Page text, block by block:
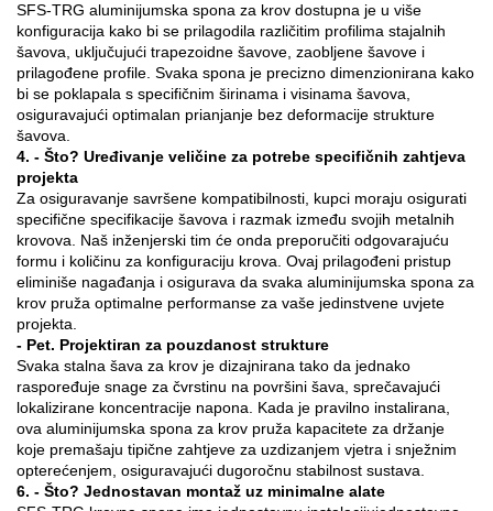
SFS-TRG aluminijumska spona za krov dostupna je u više
konfiguracija kako bi se prilagodila različitim profilima stajalnih
šavova, uključujući trapezoidne šavove, zaobljene šavove i
prilagođene profile. Svaka spona je precizno dimenzionirana kako
bi se poklapala s specifičnim širinama i visinama šavova,
osiguravajući optimalan prianjanje bez deformacije strukture
šavova.
4. - Što? Uređivanje veličine za potrebe specifičnih zahtjeva
projekta
Za osiguravanje savršene kompatibilnosti, kupci moraju osigurati
specifične specifikacije šavova i razmak između svojih metalnih
krovova. Naš inženjerski tim će onda preporučiti odgovarajuću
formu i količinu za konfiguraciju krova. Ovaj prilagođeni pristup
eliminiše nagađanja i osigurava da svaka aluminijumska spona za
krov pruža optimalne performanse za vaše jedinstvene uvjete
projekta.
- Pet. Projektiran za pouzdanost strukture
Svaka stalna šava za krov je dizajnirana tako da jednako
raspoređuje snage za čvrstinu na površini šava, sprečavajući
lokalizirane koncentracije napona. Kada je pravilno instalirana,
ova aluminijumska spona za krov pruža kapacitete za držanje
koje premašaju tipične zahtjeve za uzdizanjem vjetra i snježnim
opterećenjem, osiguravajući dugoročnu stabilnost sustava.
6. - Što? Jednostavan montaž uz minimalne alate